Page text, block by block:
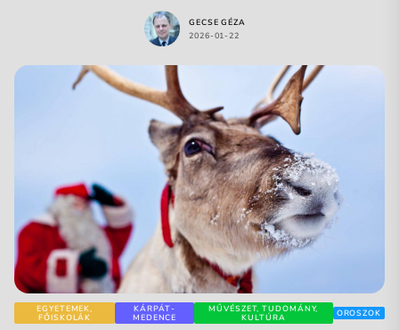
GECSE GÉZA
2026-01-22
EGYETEMEK,
FŐISKOLÁK
KÁRPÁT-
MEDENCE
MŰVÉSZET, TUDOMÁNY,
KULTÚRA
OROSZOK